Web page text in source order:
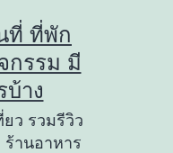
ที่ ที่พัก
กรรม มี
บ้าง
ว รวมรีวิว
ร้านอาหาร